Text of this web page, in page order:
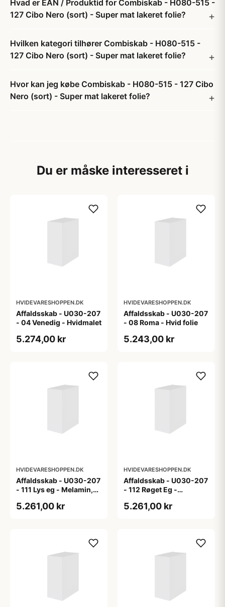
Hvad er EAN / Produktid for Combiskab - H080-515 -
127 Cibo Nero (sort) - Super mat lakeret folie?
Hvilken kategori tilhører Combiskab - H080-515 -
127 Cibo Nero (sort) - Super mat lakeret folie?
Hvor kan jeg købe Combiskab - H080-515 - 127 Cibo
Nero (sort) - Super mat lakeret folie?
Du er måske interesseret i
HVIDEVARESHOPPEN.DK
Affaldsskab - U030-207
- 04 Venedig - Hvidmalet
5.274,00 kr
HVIDEVARESHOPPEN.DK
Affaldsskab - U030-207
- 08 Roma - Hvid folie
5.243,00 kr
HVIDEVARESHOPPEN.DK
Affaldsskab - U030-207
- 111 Lys eg - Melamin,
5.261,00 kr
HVIDEVARESHOPPEN.DK
Affaldsskab - U030-207
- 112 Røget Eg -
5.261,00 kr